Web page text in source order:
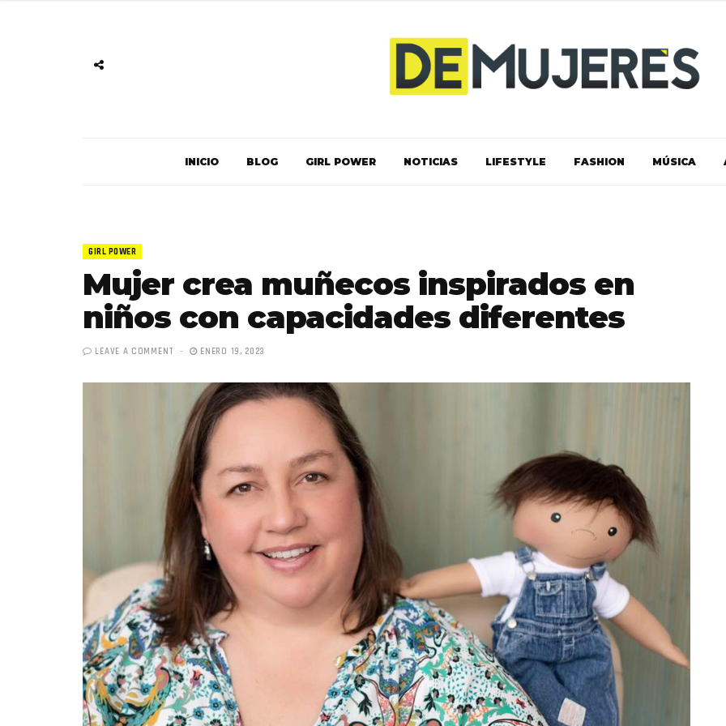
INICIO BLOG GIRL POWER NOTICIAS LIFESTYLE FASHION MÚSICA
GIRL POWER
Mujer crea muñecos inspirados en
niños con capacidades diferentes
LEAVE A COMMENT ENERO 19, 2023
«Bonitas», el nuevo
sencillo de Hendrix y
Totó la Momposina: el
adiós a la gran
cantadora que llevó las
raíces colombianas al
mundo a través de su
música